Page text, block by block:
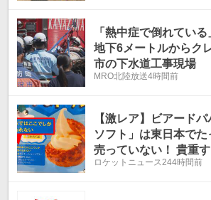
「熱中症で倒れてい
地下6メートルからク
市の下水道工事現場
MRO北陸放送4時間前
【激レア】ビアード
ソフト」は東日本で
売っていない！ 貴重
フトを食べに行ってき
ロケットニュース244時間前